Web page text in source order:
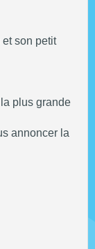
son petit
plus grande
annoncer la